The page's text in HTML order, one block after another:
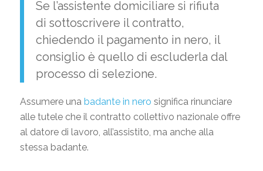
Se l’assistente domiciliare si rifiuta
di sottoscrivere il contratto,
chiedendo il pagamento in nero, il
consiglio è quello di escluderla dal
processo di selezione.
Assumere una badante in nero significa rinunciare
alle tutele che il contratto collettivo nazionale offre
al datore di lavoro, all’assistito, ma anche alla
stessa badante.